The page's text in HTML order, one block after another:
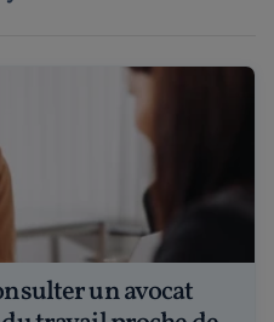
un avocat